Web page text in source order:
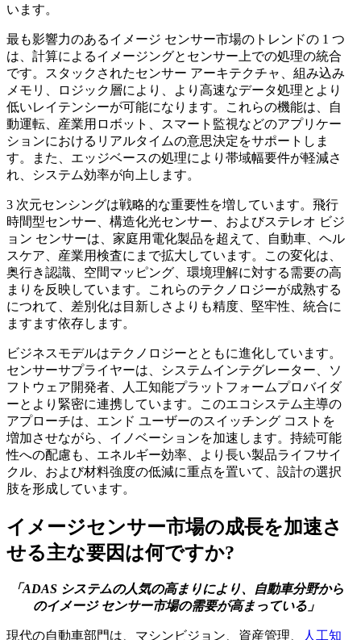
います。
最も影響力のあるイメージ センサー市場のトレンドの 1 つ
は、計算によるイメージングとセンサー上での処理の統合
です。スタックされたセンサー アーキテクチャ、組み込み
メモリ、ロジック層により、より高速なデータ処理とより
低いレイテンシーが可能になります。これらの機能は、自
動運転、産業用ロボット、スマート監視などのアプリケー
ションにおけるリアルタイムの意思決定をサポートしま
す。また、エッジベースの処理により帯域幅要件が軽減さ
れ、システム効率が向上します。
3 次元センシングは戦略的な重要性を増しています。飛行
時間型センサー、構造化光センサー、およびステレオ ビジ
ョン センサーは、家庭用電化製品を超えて、自動車、ヘル
スケア、産業用検査にまで拡大しています。この変化は、
奥行き認識、空間マッピング、環境理解に対する需要の高
まりを反映しています。これらのテクノロジーが成熟する
につれて、差別化は目新しさよりも精度、堅牢性、統合に
ますます依存します。
ビジネスモデルはテクノロジーとともに進化しています。
センサーサプライヤーは、システムインテグレーター、ソ
フトウェア開発者、人工知能プラットフォームプロバイダ
ーとより緊密に連携しています。このエコシステム主導の
アプローチは、エンド ユーザーのスイッチング コストを
増加させながら、イノベーションを加速します。持続可能
性への配慮も、エネルギー効率、より長い製品ライフサイ
クル、および材料強度の低減に重点を置いて、設計の選択
肢を形成しています。
イメージセンサー市場の成長を加速さ
せる主な要因は何ですか?
「ADAS システムの人気の高まりにより、自動車分野から
のイメージ センサー市場の需要が高まっている」
現代の自動車部門は、マシンビジョン、資産管理、 人工知